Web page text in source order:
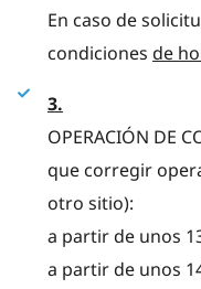
En caso de
condiciones de
3.
OPERACIÓN DE
que corregir
otro sitio):
a partir de unos
a partir de unos